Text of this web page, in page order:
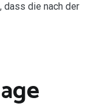
dass die nach der